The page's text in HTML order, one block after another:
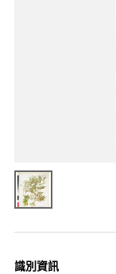
識別資訊